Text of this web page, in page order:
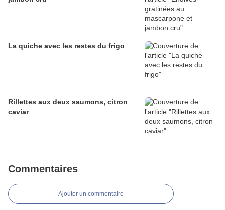
La quiche avec les restes du frigo
Rillettes aux deux saumons, citron
caviar
Commentaires
Ajouter un commentaire